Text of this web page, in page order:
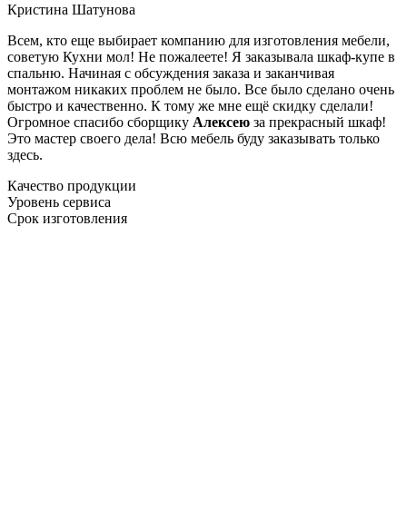
Кристина Шатунова
Всем, кто еще выбирает компанию для изготовления мебели,
советую Кухни мол! Не пожалеете! Я заказывала шкаф-купе в
спальню. Начиная с обсуждения заказа и заканчивая
монтажом никаких проблем не было. Все было сделано очень
быстро и качественно. К тому же мне ещё скидку сделали!
Огромное спасибо сборщику Алексею за прекрасный шкаф!
Это мастер своего дела! Всю мебель буду заказывать только
здесь.
Качество продукции
Уровень сервиса
Срок изготовления